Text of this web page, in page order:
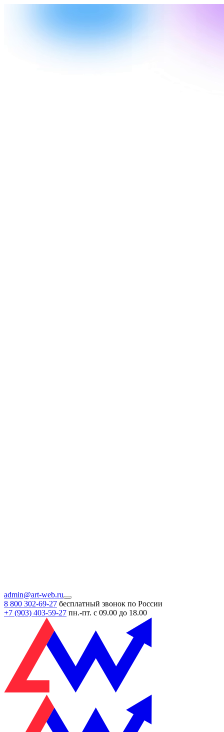
admin@art-web.ru
8 800 302-69-27 бесплатный звонок по России
+7 (903) 403-59-27 пн.-пт. с 09.00 до 18.00